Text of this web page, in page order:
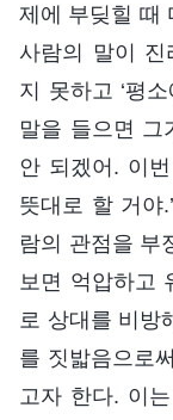
제에 부딪힐 때
사람의 말이 진
지 못하고 ‘평
말을 들으면 그
안 되겠어. 이
뜻대로 할 거야
람의 관점을 부
보면 억압하고
로 상대를 비방
를 짓밟음으로
고자 한다. 이